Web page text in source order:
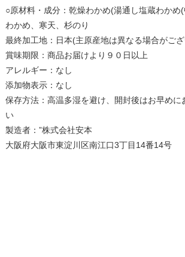
○原材料・成分：乾燥わかめ(湯通し塩蔵わかめ
わかめ、寒天、杉のり
最終加工地：日本(主原産地は異なる場合がご
賞味期限：商品お届けより９０日以上
アレルギー：なし
添加物表示：なし
保存方法：高温多湿を避け、開封後はお早めに
い
製造者：”株式会社安本
大阪府大阪市東淀川区南江口3丁目14番14号